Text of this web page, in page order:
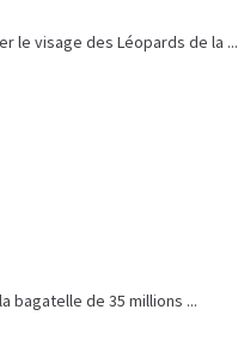
le visage des Léopards de la ...
bagatelle de 35 millions ...